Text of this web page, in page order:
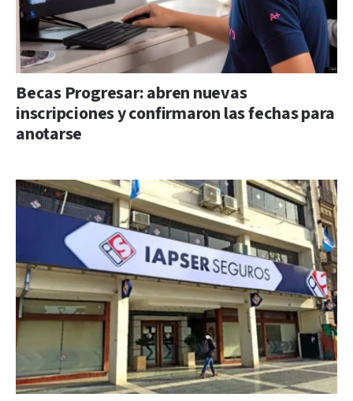
Becas Progresar: abren nuevas
inscripciones y confirmaron las fechas para
anotarse